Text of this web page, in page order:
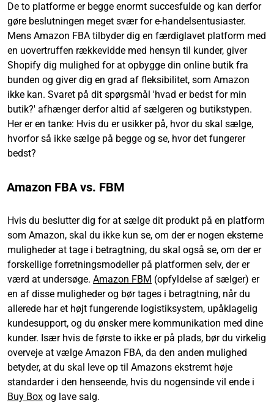
De to platforme er begge enormt succesfulde og kan derfor
gøre beslutningen meget svær for e-handelsentusiaster.
Mens Amazon FBA tilbyder dig en færdiglavet platform med
en uovertruffen rækkevidde med hensyn til kunder, giver
Shopify dig mulighed for at opbygge din online butik fra
bunden og giver dig en grad af fleksibilitet, som Amazon
ikke kan. Svaret på dit spørgsmål 'hvad er bedst for min
butik?' afhænger derfor altid af sælgeren og butikstypen.
Her er en tanke: Hvis du er usikker på, hvor du skal sælge,
hvorfor så ikke sælge på begge og se, hvor det fungerer
bedst?
Amazon FBA vs. FBM
Hvis du beslutter dig for at sælge dit produkt på en platform
som Amazon, skal du ikke kun se, om der er nogen eksterne
muligheder at tage i betragtning, du skal også se, om der er
forskellige forretningsmodeller på platformen selv, der er
værd at undersøge. Amazon FBM (opfyldelse af sælger) er
en af disse muligheder og bør tages i betragtning, når du
allerede har et højt fungerende logistiksystem, upåklagelig
kundesupport, og du ønsker mere kommunikation med dine
kunder. Især hvis de første to ikke er på plads, bør du virkelig
overveje at vælge Amazon FBA, da den anden mulighed
betyder, at du skal leve op til Amazons ekstremt høje
standarder i den henseende, hvis du nogensinde vil ende i
Buy Box og lave salg.